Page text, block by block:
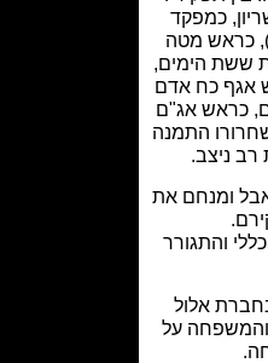
7), כראש מטה
הימים,
אדם
אג"ם
את
על